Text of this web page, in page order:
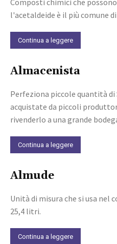
l'acetaldeide è il più comune di
Continua a leggere
Almacenista
Perfeziona piccole quantità di
acquistate da piccoli
rivenderlo a una grande
Continua a leggere
Almude
Unità di misura che si usa nel
25,4 litri.
Continua a leggere